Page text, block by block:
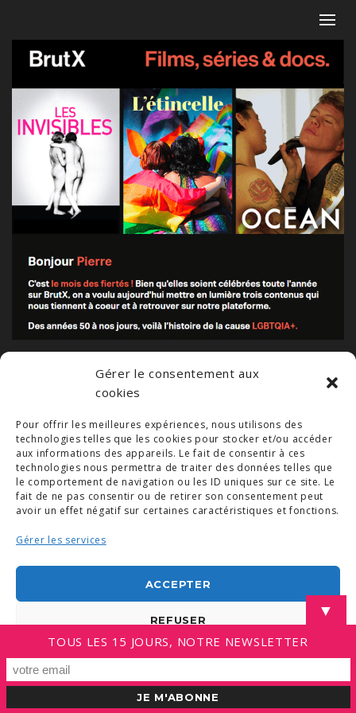
Gérer le consentement aux
cookies
Pour offrir les meilleures expériences, nous utilisons des
technologies telles que les cookies pour stocker et/ou accéder
aux informations des appareils. Le fait de consentir à ces
technologies nous permettra de traiter des données telles que
le comportement de navigation ou les ID uniques sur ce site. Le
fait de ne pas consentir ou de retirer son consentement peut
avoir un effet négatif sur certaines caractéristiques et fonctions.
Gérer les services
ACCEPTER
REFUSER
VOIR LES PRÉFÉRENCES
Politique de cookies
© COPYRIGHT 2019. DEMAIN -
LINKEDIN
▼
TOUS LES 15 JOURS, NOTRE NEWSLETTER